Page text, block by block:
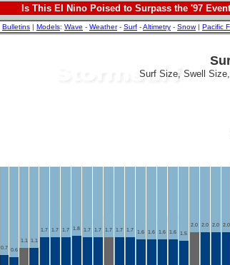
Is This El Nino Poised to Surpass the '97
Bulletins | Models: Wave - Weather- Surf -Altimetry - Snow| Pacific
Surf Size, Swell
0.7 0.6
1.1 1.1
1.7 1.7 1.7 1.8 1.7 1.7 1.7 1.7 1.7 1.6 1.6 1.6 1.6 1.5
2.0 2.0 2.0 2.0